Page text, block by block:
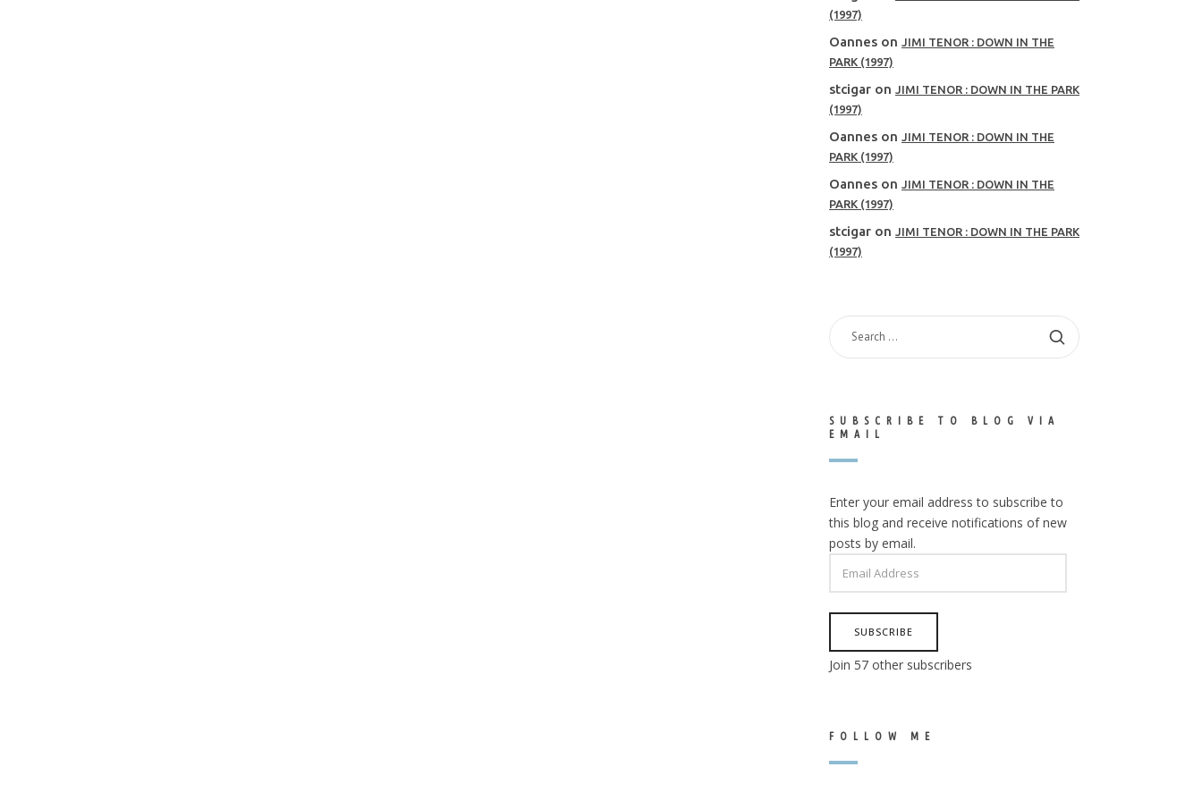
(1997)
Oannes on
JIMI TENOR : DOWN IN THE
PARK (1997)
stcigar on
JIMI TENOR : DOWN IN THE PARK
(1997)
Oannes on
JIMI TENOR : DOWN IN THE
PARK (1997)
Oannes on
JIMI TENOR : DOWN IN THE
PARK (1997)
stcigar on
JIMI TENOR : DOWN IN THE PARK
(1997)
SEARCH
SUBSCRIBE TO BLOG VIA
EMAIL
Enter your email address to subscribe to
this blog and receive notifications of new
posts by email.
ADDRESS
SUBSCRIBE
Join 57 other subscribers
FOLLOW ME